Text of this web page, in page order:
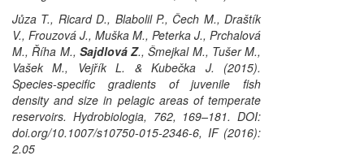
Jůza T., Ricard D., Blabolil P., Čech M., Draštík
V., Frouzová J., Muška M., Peterka J., Prchalová
M., Říha M., Sajdlová Z., Šmejkal M., Tušer M.,
Vašek M., Vejřík L. & Kubečka J. (2015).
Species-specific gradients of juvenile fish
density and size in pelagic areas of temperate
reservoirs. Hydrobiologia, 762, 169–181. DOI:
doi.org/10.1007/s10750-015-2346-6, IF (2016):
2.05